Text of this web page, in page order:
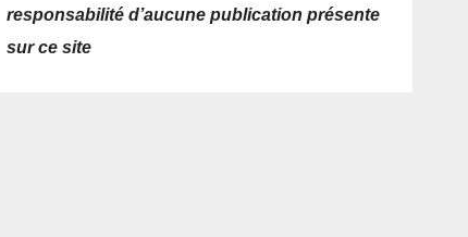
responsabilité d’aucune publication présente
sur ce site